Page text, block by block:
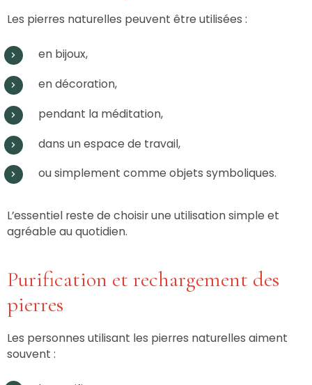
Les pierres naturelles peuvent être utilisées :
en bijoux,
en décoration,
pendant la méditation,
dans un espace de travail,
ou simplement comme objets symboliques.
L’essentiel reste de choisir une utilisation simple et
agréable au quotidien.
Purification et rechargement des
pierres
Les personnes utilisant les pierres naturelles aiment
souvent :